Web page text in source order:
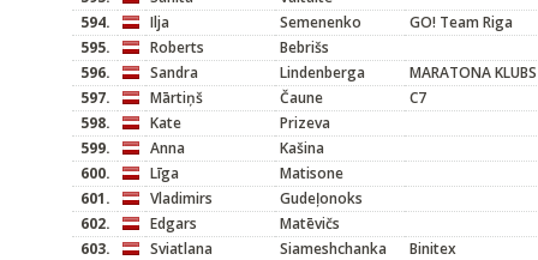
594.
Ilja Semenenko
GO! Team Riga
595.
Roberts
Bebrišs
596.
Sandra Lindenberga
MARATONA KLUBS
597.
Mārtiņš Čaune
C7
598.
Kate
Prizeva
599.
Anna
Kašina
600.
Līga
Matisone
601.
Vladimirs
Gudeļonoks
602.
Edgars
Matēvičs
603.
Sviatlana Siameshchanka
Binitex